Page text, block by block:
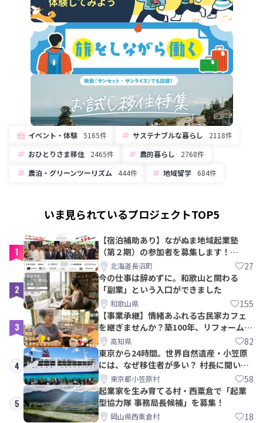
イベント・体験 5165件 サステナブルな暮らし
2118件
おひとりさま移住
2465件 農的暮らし
2768件
農泊・グリーンツーリズム
444件 地域留学 684件
いま見られているプロジェクトTOP5
1
【宿泊補助あり】ながぬま地域起業塾
（第２期）の参加者を募集します！
【8/21〆】
北海道長沼町 27
2
今の仕事は辞めずに。和歌山と関わる
「副業」という入口ができました
和歌山県 155
3
【事業承継】情緒あふれる古民家カフェ
を継ぎませんか？築100年、リフォームか
ら約10年！
高知県 82
4
東京から24時間。世界自然遺産・小笠原
には、なぜ移住者が多い？ 村長に聞いて
みた東京都小笠原村 58
5
起業家を生み育てる村・西粟倉で「起業
型協力隊 事務局長候補」を募集！
岡山県西粟倉村 18